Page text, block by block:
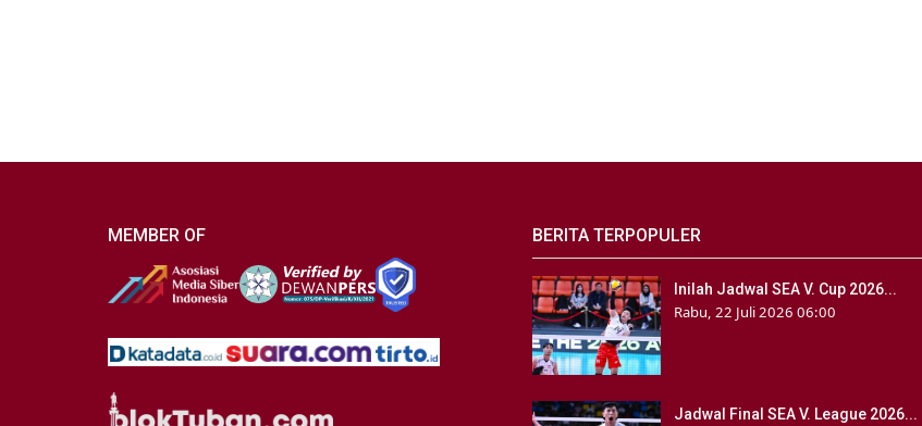
MEMBER OF BERITA TERPOPULER
Inilah Jadwal SEA V. Cup 2026...
Rabu, 22 Juli 2026 06:00
Jadwal Final SEA V. League 2026...